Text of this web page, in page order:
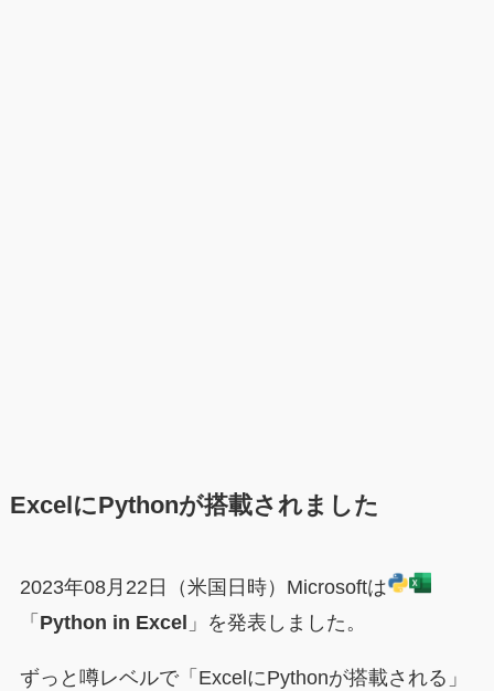
ExcelにPythonが搭載されました
2023年08月22日（米国日時）Microsoftは
「 Python in Excel 」を発表しました。
ずっと噂レベルで「ExcelにPythonが搭載される」